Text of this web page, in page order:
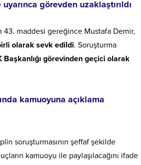
görevden uzaklaştırıldı
43. maddesi gereğince Mustafa Demir,
olarak sevk edildi. Soruşturma
Başkanlığı görevinden geçici olarak
kamuoyuna açıklama
soruşturmasının şeffaf şekilde
kamuoyu ile paylaşılacağını ifade